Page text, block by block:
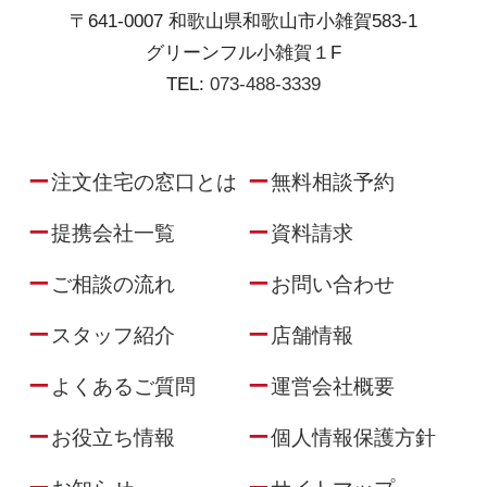
〒641-0007 和歌山県和歌山市小雑賀583-1
グリーンフル小雑賀１F
TEL: 073-488-3339
注文住宅の窓口とは
提携会社一覧
ご相談の流れ
スタッフ紹介
よくあるご質問
お役立ち情報
無料相談予約
資料請求
お問い合わせ
店舗情報
運営会社概要
個人情報保護方針